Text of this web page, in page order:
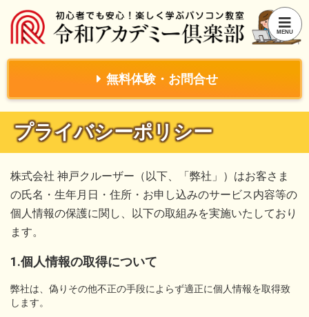
無料体験・お問合せ
プライバシーポリシー
株式会社 神戸クルーザー（以下、「弊社」）はお客さま
の氏名・生年月日・住所・お申し込みのサービス内容等の
個人情報の保護に関し、以下の取組みを実施いたしており
ます。
1.個人情報の取得について
弊社は、偽りその他不正の手段によらず適正に個人情報を取得致
します。